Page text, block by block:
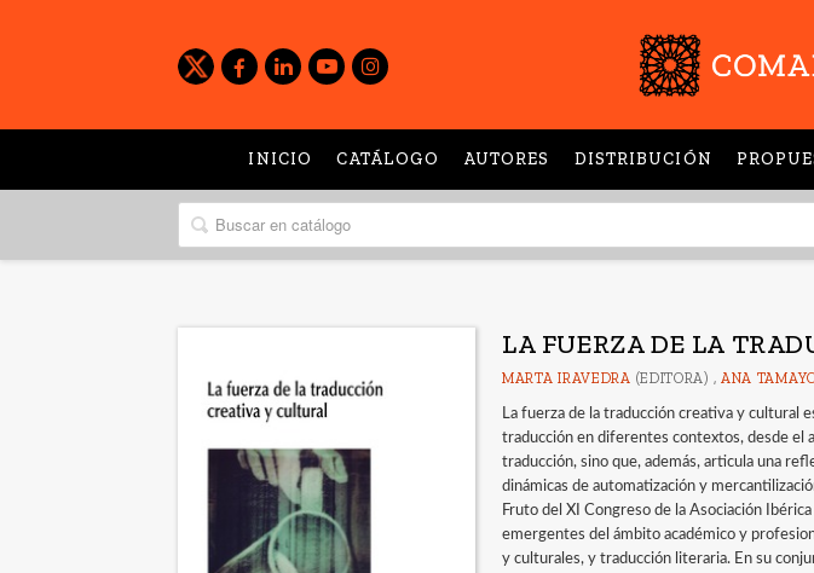
INICIO CATÁLOGO AUTORES DISTRIBUCIÓN
LA FUERZA DE LA
MARTA IRAVEDRA (EDITORA) , ANA
La fuerza de la traducción creativa y cultural
traducción en diferentes contextos, desde el
traducción, sino que, además, articula una
dinámicas de automatización y
Fruto del XI Congreso de la Asociación
emergentes del ámbito académico y
y culturales, y traducción literaria. En su